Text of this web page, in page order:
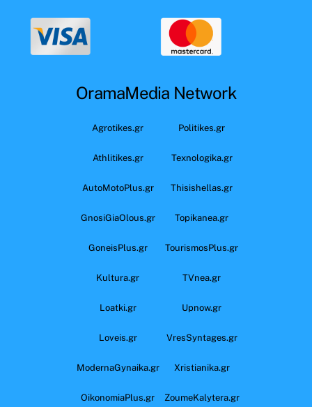
OramaMedia Network
Agrotikes.gr Politikes.gr
Athlitikes.gr Texnologika.gr
AutoMotoPlus.gr Thisishellas.gr
GnosiGiaOlous.gr Topikanea.gr
GoneisPlus.gr TourismosPlus.gr
Kultura.gr TVnea.gr
Loatki.gr Upnow.gr
Loveis.gr VresSyntages.gr
ModernaGynaika.gr Xristianika.gr
OikonomiaPlus.gr ZoumeKalytera.gr